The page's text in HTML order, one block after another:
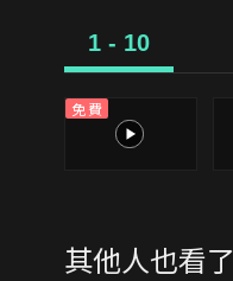
1 - 10
免費
1
其他人也看了